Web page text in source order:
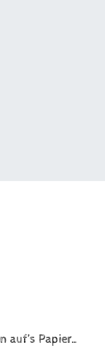
auf’s Papier…